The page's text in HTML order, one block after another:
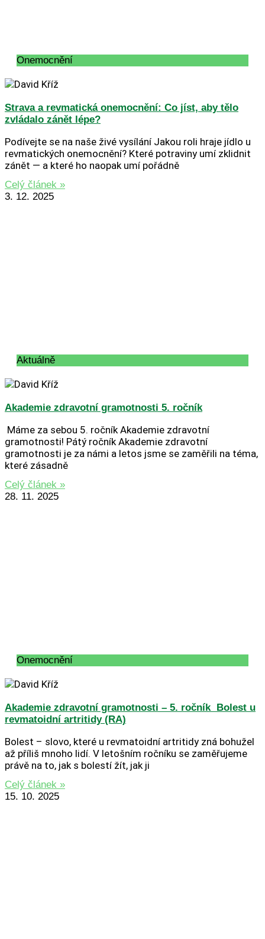
Onemocnění
Strava a revmatická onemocnění: Co jíst, aby tělo
zvládalo zánět lépe?
Podívejte se na naše živé vysílání Jakou roli hraje jídlo u
revmatických onemocnění? Které potraviny umí zklidnit
zánět — a které ho naopak umí pořádně
Celý článek »
3. 12. 2025
Aktuálně
Akademie zdravotní gramotnosti 5. ročník
Máme za sebou 5. ročník Akademie zdravotní
gramotnosti! Pátý ročník Akademie zdravotní
gramotnosti je za námi a letos jsme se zaměřili na téma,
které zásadně
Celý článek »
28. 11. 2025
Onemocnění
Akademie zdravotní gramotnosti – 5. ročník Bolest u
revmatoidní artritidy (RA)
Bolest – slovo, které u revmatoidní artritidy zná bohužel
až příliš mnoho lidí. V letošním ročníku se zaměřujeme
právě na to, jak s bolestí žít, jak ji
Celý článek »
15. 10. 2025